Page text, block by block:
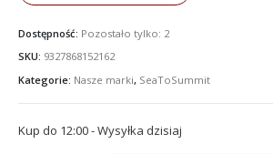
Dostępność: Pozostało tylko: 2
SKU: 9327868152162
Kategorie: Nasze marki, SeaToSummit
Kup do 12:00 - Wysyłka dzisiaj